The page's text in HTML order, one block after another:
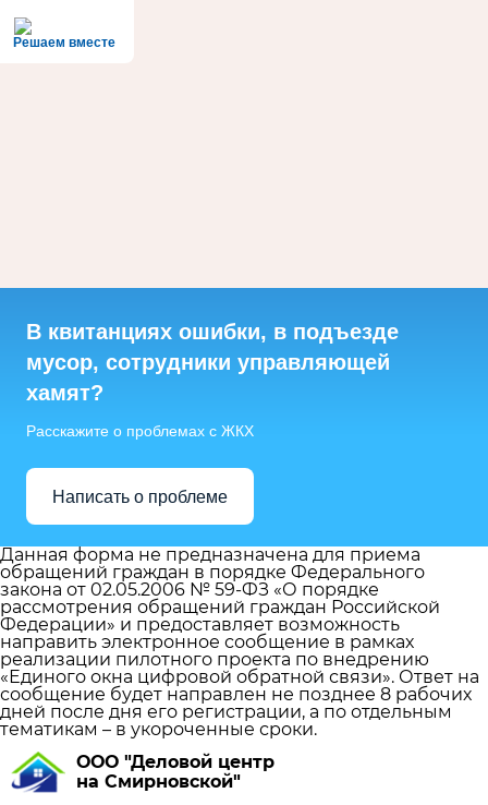
Решаем вместе
В квитанциях ошибки, в подъезде
мусор, сотрудники управляющей
хамят?
Расскажите о проблемах с ЖКХ
Написать о проблеме
Данная форма не предназначена для приема
обращений граждан в порядке Федерального
закона от 02.05.2006 № 59-ФЗ «О порядке
рассмотрения обращений граждан Российской
Федерации» и предоставляет возможность
направить электронное сообщение в рамках
реализации пилотного проекта по внедрению
«Единого окна цифровой обратной связи». Ответ на
сообщение будет направлен не позднее 8 рабочих
дней после дня его регистрации, а по отдельным
тематикам – в укороченные сроки.
ООО "Деловой центр
на Смирновской"